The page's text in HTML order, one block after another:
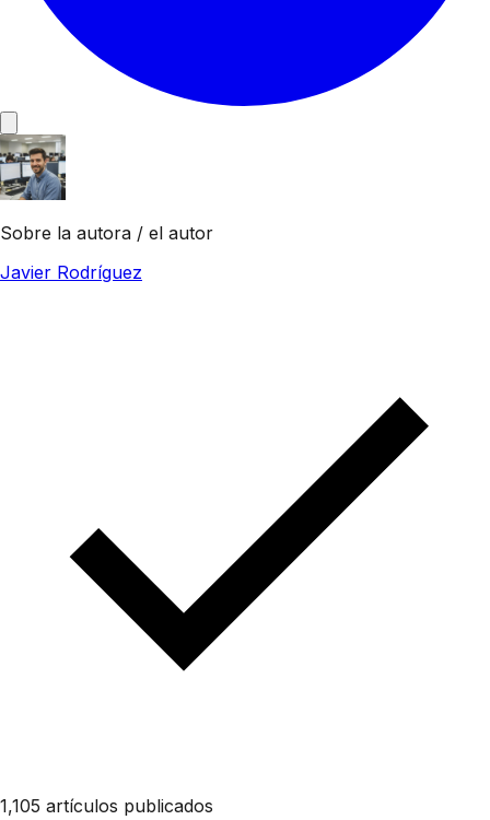
Sobre la autora / el autor
Javier Rodríguez
1,105 artículos publicados